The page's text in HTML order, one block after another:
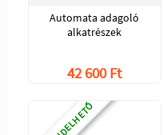
Automata adagoló
alkatrészek
42 600 Ft